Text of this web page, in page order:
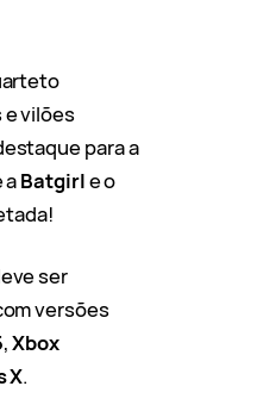
vilões
para a
aBatgirle o
ser
versões
,Xbox
X.